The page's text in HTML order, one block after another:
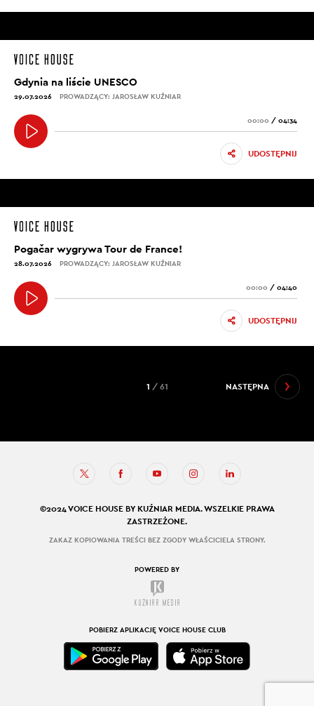
Gdynia na liście UNESCO
29.07.2026 PROWADZĄCY: JAROSŁAW KUŹNIAR
00:00 / 04:34
UDOSTĘPNIJ
Pogačar wygrywa Tour de France!
28.07.2026 PROWADZĄCY: JAROSŁAW KUŹNIAR
00:00 / 04:40
UDOSTĘPNIJ
NASTĘPNA
1 / 61
©2024 VOICE HOUSE BY KUŹNIAR MEDIA. WSZELKIE PRAWA
ZASTRZEŻONE.
ZAKAZ KOPIOWANIA TREŚCI BEZ ZGODY WŁAŚCICIELA STRONY.
POWERED BY
POBIERZ APLIKACJĘ VOICE HOUSE CLUB